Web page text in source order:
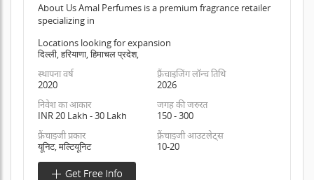
About Us Amal Perfumes is a premium fragrance retailer
specializing in
Locations looking for expansion
दिल्ली, हरियाणा, हिमाचल प्रदेश,
स्थापना वर्ष
2020
फ़्रैंचाइजिंग लॉन्च तिथि
2026
निवेश का आकार
INR 20 Lakh - 30 Lakh
जगह की जरुरत
150 - 300
फ़्रैंचाइजी प्रकार
यूनिट, मल्टियूनिट
फ़्रैंचाइजी आउटलेट्स
10-20